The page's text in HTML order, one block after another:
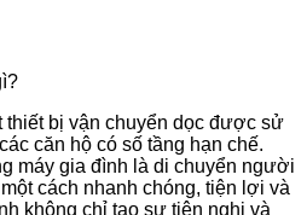
thiết bị vận chuyển dọc được sử
căn hộ có số tầng hạn chế.
máy gia đình là di chuyển người
cách nhanh chóng, tiện lợi và
không chỉ tạo sự tiện nghi và